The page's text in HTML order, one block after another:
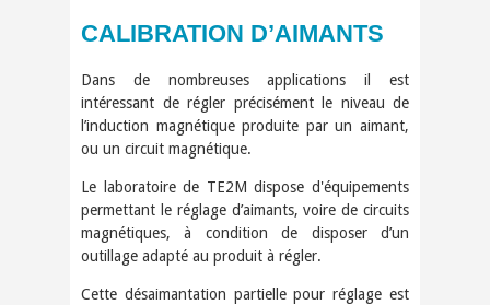
CALIBRATION D’AIMANTS
Dans de nombreuses applications il est
intéressant de régler précisément le niveau de
l’induction magnétique produite par un aimant,
ou un circuit magnétique.
Le laboratoire de TE2M dispose d'équipements
permettant le réglage d’aimants, voire de circuits
magnétiques, à condition de disposer d’un
outillage adapté au produit à régler.
Cette désaimantation partielle pour réglage est